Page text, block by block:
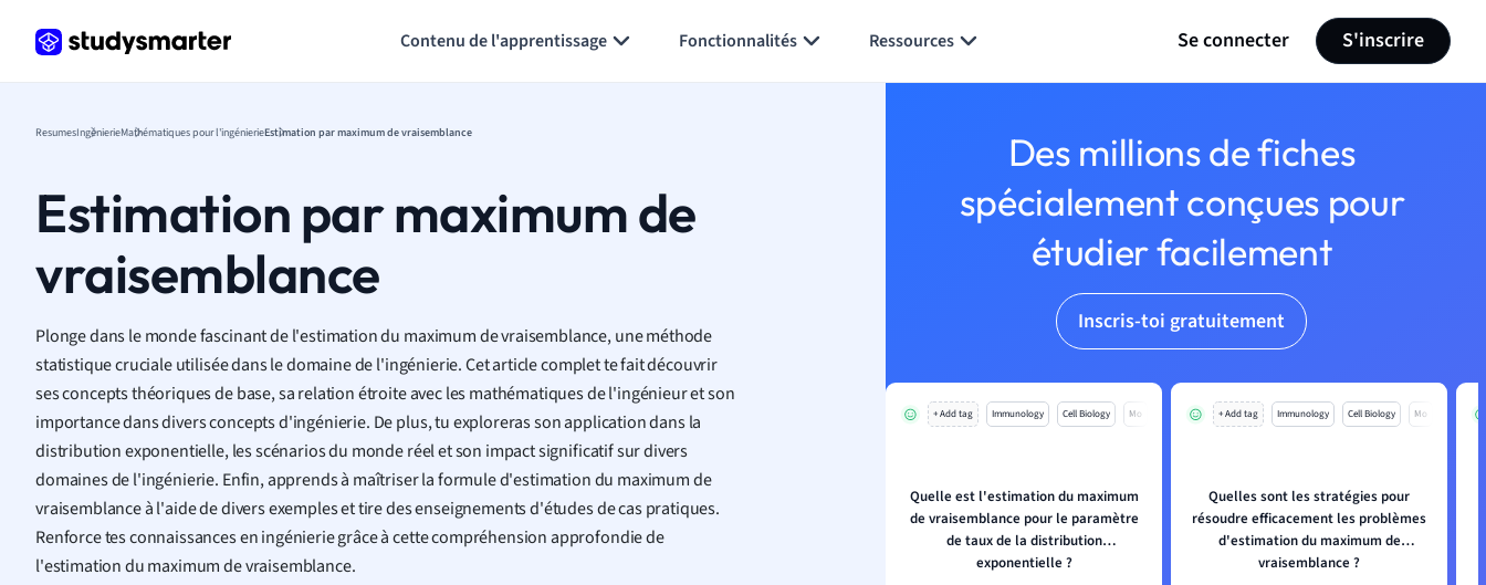
Contenu de l'apprentissage Fonctionnalités Ressources Se connecter S'inscrire
ResumesIngénierieMathématiques pour l'ingénierieEstimation par maximum de vraisemblance
Estimation par maximum de
vraisemblance
Plonge dans le monde fascinant de l'estimation du maximum de vraisemblance, une méthode
statistique cruciale utilisée dans le domaine de l'ingénierie. Cet article complet te fait découvrir
ses concepts théoriques de base, sa relation étroite avec les mathématiques de l'ingénieur et son
importance dans divers concepts d'ingénierie. De plus, tu exploreras son application dans la
distribution exponentielle, les scénarios du monde réel et son impact significatif sur divers
domaines de l'ingénierie. Enfin, apprends à maîtriser la formule d'estimation du maximum de
vraisemblance à l'aide de divers exemples et tire des enseignements d'études de cas pratiques.
Renforce tes connaissances en ingénierie grâce à cette compréhension approfondie de
l'estimation du maximum de vraisemblance.
Des millions de fiches
spécialement conçues pour
étudier facilement
Inscris-toi gratuitement
+ Add tag Immunology Cell Biology Mo
Quelle est l'estimation du maximum
de vraisemblance pour le paramètre
de taux de la distribution
exponentielle ?
+ Add tag Immunology Cell Biology Mo
Quelles sont les stratégies pour
résoudre efficacement les problèmes
d'estimation du maximum de
vraisemblance ?